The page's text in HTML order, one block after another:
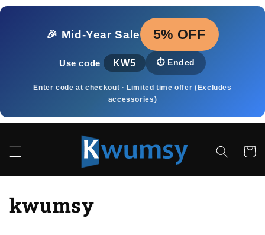
Pular
🎉 Mid‑Year Sale
5% OFF
Use code KW5 ⏱️ Ended
Enter code at checkout · Limited time offer (Excludes
accessories)
C
kwumsy